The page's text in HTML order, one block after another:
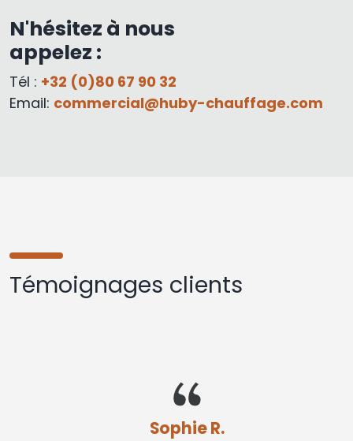
N'hésitez à nous
appelez :
Tél : +32 (0)80 67 90 32
Email: commercial@huby-chauffage.com
Témoignages clients
Sophie R.